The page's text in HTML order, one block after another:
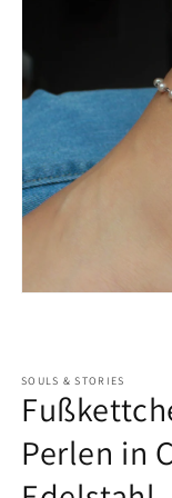
SOULS & STORIES
Perlen in